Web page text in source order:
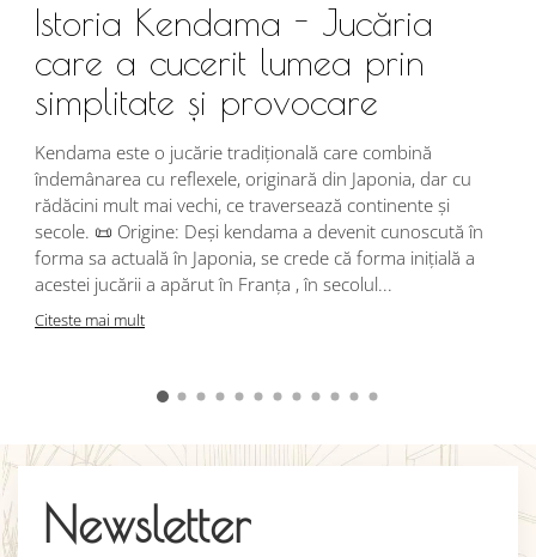
Istoria Kendama - Jucăria
care a cucerit lumea prin
simplitate și provocare
Kendama este o jucărie tradițională care combină
îndemânarea cu reflexele, originară din Japonia, dar cu
rădăcini mult mai vechi, ce traversează continente și
secole. 📜 Origine: Deși kendama a devenit cunoscută în
forma sa actuală în Japonia, se crede că forma inițială a
acestei jucării a apărut în Franța , în secolul...
Citeste mai mult
Newsletter